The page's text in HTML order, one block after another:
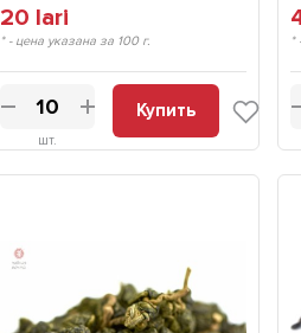
20 lari
* - цена указана за 100 г.
шт.
Купить
*